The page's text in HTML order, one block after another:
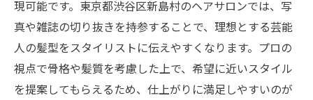
現可能です。東京都渋谷区新島村のヘアサロンでは、写
真や雑誌の切り抜きを持参することで、理想とする芸能
人の髪型をスタイリストに伝えやすくなります。プロの
視点で骨格や髪質を考慮した上で、希望に近いスタイル
を提案してもらえるため、仕上がりに満足しやすいのが